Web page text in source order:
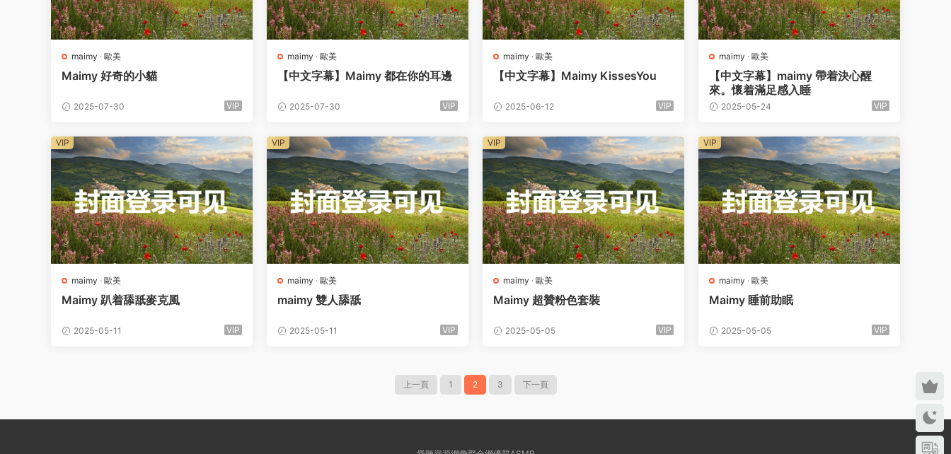
maimy · 歐美
Maimy 好奇的小貓
2025-07-30 VIP
maimy · 歐美
【中文字幕】Maimy 都在你的耳邊
2025-07-30 VIP
maimy · 歐美
【中文字幕】Maimy KissesYou
2025-06-12 VIP
maimy · 歐美
【中文字幕】maimy 帶着決心醒
來。懷着滿足感入睡
2025-05-24 VIP
maimy · 歐美
Maimy 趴着舔舐麥克風
2025-05-11 VIP
VIP
maimy · 歐美
maimy 雙人舔舐
2025-05-11 VIP
VIP
maimy · 歐美
Maimy 超贊粉色套裝
2025-05-05 VIP
VIP
maimy · 歐美
Maimy 睡前助眠
2025-05-05 VIP
VIP
上一頁 1 2 3 下一頁